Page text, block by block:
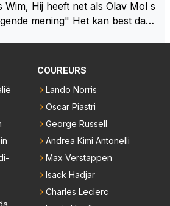
Olav Mol s
mening" Het kan best dat
COUREURS
Lando Norris
Oscar Piastri
George Russell
Andrea Kimi Antonelli
Max Verstappen
Isack Hadjar
Charles Leclerc